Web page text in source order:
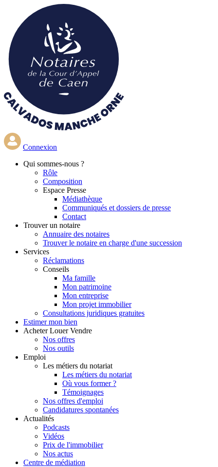
contenu
principal
Connexion
Qui sommes-nous ?
Rôle
Composition
Espace Presse
Médiathèque
Communiqués et dossiers de presse
Contact
Trouver un notaire
Annuaire des notaires
Trouver le notaire en charge d'une succession
Services
Réclamations
Conseils
Ma famille
Mon patrimoine
Mon entreprise
Mon projet immobilier
Consultations juridiques gratuites
Estimer mon bien
Acheter Louer Vendre
Nos offres
Nos outils
Emploi
Les métiers du notariat
Les métiers du notariat
Où vous former ?
Témoignages
Nos offres d'emploi
Candidatures spontanées
Actualités
Podcasts
Vidéos
Prix de l'immobilier
Nos actus
Centre de médiation